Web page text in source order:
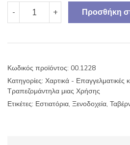
-
Τραπεζομάντηλα
χάρτινα
1x1,20
κιβώτιο
190τμχ.
ποσότητα
+ Προσθήκη
Κωδικός προϊόντος: 00.1228
Κατηγορίες: Χαρτικά - Επαγγελματικές
Τραπεζομάντηλα μιας Χρήσης
Ετικέτες: Εστιατόρια, Ξενοδοχεία,